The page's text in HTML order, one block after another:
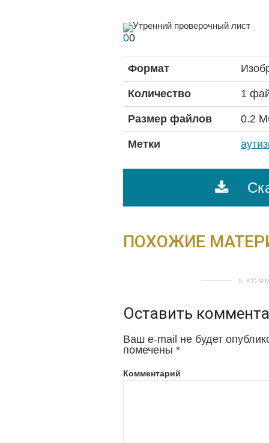
00
Формат
Количество 1
Размер файлов 0.2
Метки
ПОХОЖИЕ
0
Оставить
Ваш e-mail не будет
помечены *
Комментарий